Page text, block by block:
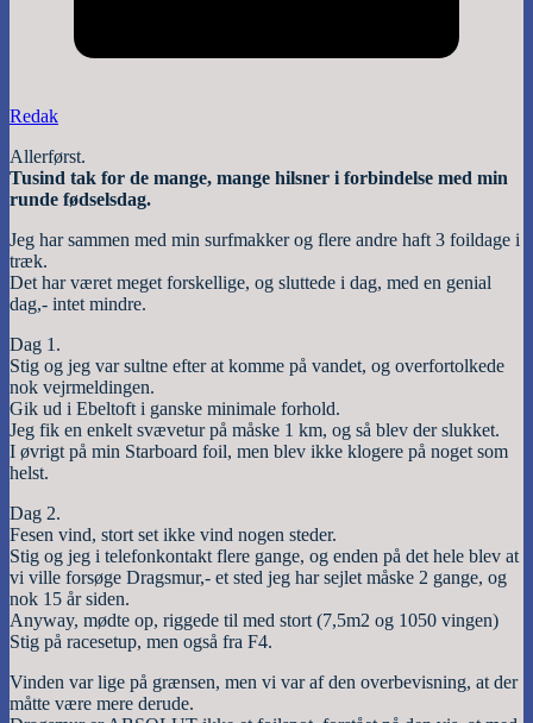
Redak
Allerførst.
Tusind tak for de mange, mange hilsner i forbindelse med min
runde fødselsdag.
Jeg har sammen med min surfmakker og flere andre haft 3 foildage i
træk.
Det har været meget forskellige, og sluttede i dag, med en genial
dag,- intet mindre.
Dag 1.
Stig og jeg var sultne efter at komme på vandet, og overfortolkede
nok vejrmeldingen.
Gik ud i Ebeltoft i ganske minimale forhold.
Jeg fik en enkelt svævetur på måske 1 km, og så blev der slukket.
I øvrigt på min Starboard foil, men blev ikke klogere på noget som
helst.
Dag 2.
Fesen vind, stort set ikke vind nogen steder.
Stig og jeg i telefonkontakt flere gange, og enden på det hele blev at
vi ville forsøge Dragsmur,- et sted jeg har sejlet måske 2 gange, og
nok 15 år siden.
Anyway, mødte op, riggede til med stort (7,5m2 og 1050 vingen)
Stig på racesetup, men også fra F4.
Vinden var lige på grænsen, men vi var af den overbevisning, at der
måtte være mere derude.